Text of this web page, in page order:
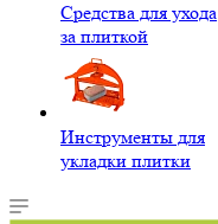
Средства для ухода
за плиткой
Инструменты для
укладки плитки